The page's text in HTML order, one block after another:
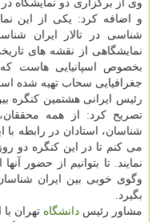
وی از برگزاری دو نمایشگاه
و اضافه كرد: یكی از این
شناسی در تالار ایران
نمایشگاهی از نقشه های
بخصوص اسپانیایی هاست
جغرافیایی سحاب تهیه شده
رئیس ایرانی هشتمین كنگره
تصریح كرد: از همه محققان،
شناسان، استادان در رابطه
می كنم تا در این كنگره
نمایند. تا بتوانیم از حضور
وگوی خوبی بین ایران
بگیرد.
مشاور رئیس دانشگاه تهران